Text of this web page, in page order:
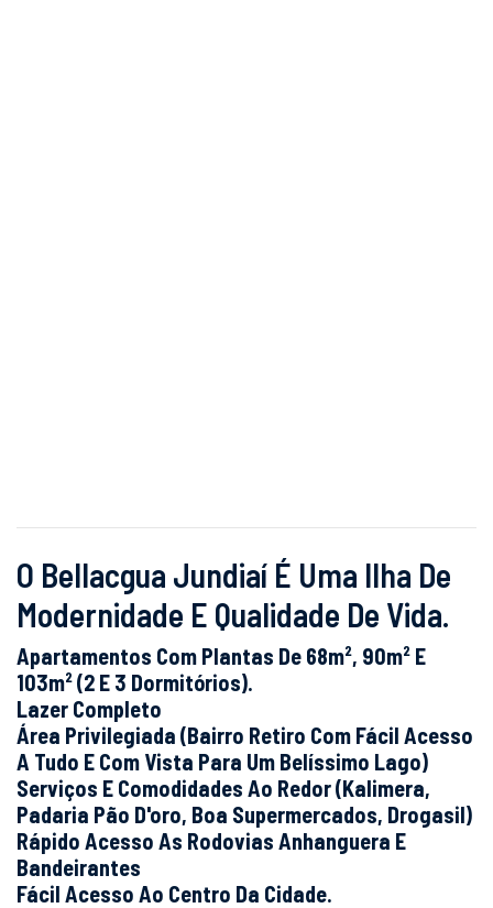
O Bellacgua Jundiaí É Uma Ilha De
Modernidade E Qualidade De Vida.
Apartamentos Com Plantas De 68m², 90m² E
103m² (2 E 3 Dormitórios).
Lazer Completo
Área Privilegiada (Bairro Retiro Com Fácil Acesso
A Tudo E Com Vista Para Um Belíssimo Lago)
Serviços E Comodidades Ao Redor (Kalimera,
Padaria Pão D'oro, Boa Supermercados, Drogasil)
Rápido Acesso As Rodovias Anhanguera E
Bandeirantes
Fácil Acesso Ao Centro Da Cidade.